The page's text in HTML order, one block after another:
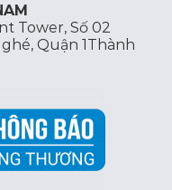
Tower, Số 02
Quận 1Thành